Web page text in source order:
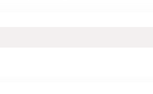
e as pessoas acreditam viver em
caso algum dia o Senhor das